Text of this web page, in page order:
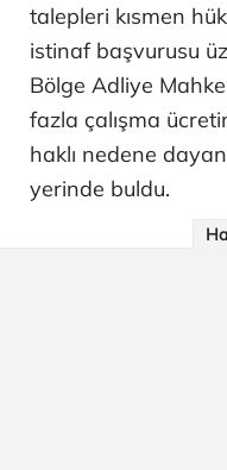
talepleri kısmen
istinaf başvurusu
Bölge Adliye
fazla çalışma
haklı nedene
yerinde buldu.